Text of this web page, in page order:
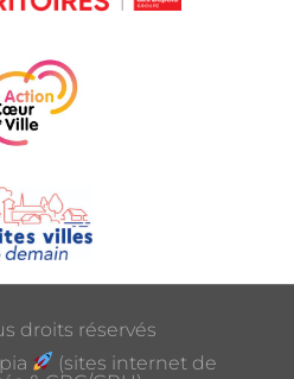
droits réservés
(sites internet de